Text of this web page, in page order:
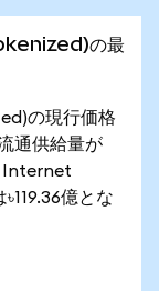
の最
の現行価格
通供給量が
Internet
億とな